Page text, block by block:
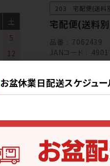
203 宅配便(送料
宅配便(送料
品番
7062439
JANコード
お盆 前後のご注
【休暇後】最初の
土
5
12
26
お盆休業日配送スケジュ